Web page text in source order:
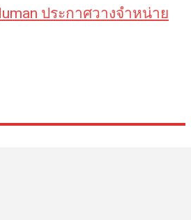
ประกาศวางจำหน่าย